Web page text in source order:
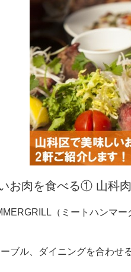
お肉を食べる① 山科
（ミートハンマー
ブル、ダイニングを合わせ